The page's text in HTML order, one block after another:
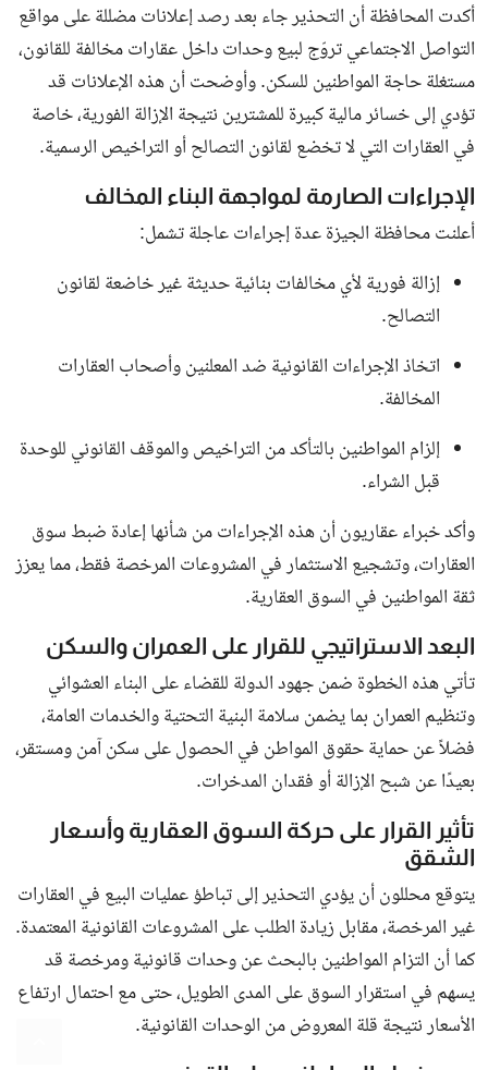
أكدت المحافظة أن التحذير جاء بعد رصد إعلانات مضللة على مواقع
التواصل الاجتماعي تروّج لبيع وحدات داخل عقارات مخالفة للقانون،
مستغلة حاجة المواطنين للسكن. وأوضحت أن هذه الإعلانات قد
تؤدي إلى خسائر مالية كبيرة للمشترين نتيجة الإزالة الفورية، خاصة
في العقارات التي لا تخضع لقانون التصالح أو التراخيص الرسمية.
الإجراءات الصارمة لمواجهة البناء المخالف
أعلنت محافظة الجيزة عدة إجراءات عاجلة تشمل:
إزالة فورية لأي مخالفات بنائية حديثة غير خاضعة لقانون
التصالح.
اتخاذ الإجراءات القانونية ضد المعلنين وأصحاب العقارات
المخالفة.
إلزام المواطنين بالتأكد من التراخيص والموقف القانوني للوحدة
قبل الشراء.
وأكد خبراء عقاريون أن هذه الإجراءات من شأنها إعادة ضبط سوق
العقارات، وتشجيع الاستثمار في المشروعات المرخصة فقط، مما يعزز
ثقة المواطنين في السوق العقارية.
البعد الاستراتيجي للقرار على العمران والسكن
تأتي هذه الخطوة ضمن جهود الدولة للقضاء على البناء العشوائي
وتنظيم العمران بما يضمن سلامة البنية التحتية والخدمات العامة،
فضلاً عن حماية حقوق المواطن في الحصول على سكن آمن ومستقر،
بعيدًا عن شبح الإزالة أو فقدان المدخرات.
تأثير القرار على حركة السوق العقارية وأسعار
الشقق
يتوقع محللون أن يؤدي التحذير إلى تباطؤ عمليات البيع في العقارات
غير المرخصة، مقابل زيادة الطلب على المشروعات القانونية المعتمدة.
كما أن التزام المواطنين بالبحث عن وحدات قانونية ومرخصة قد
يسهم في استقرار السوق على المدى الطويل، حتى مع احتمال ارتفاع
الأسعار نتيجة قلة المعروض من الوحدات القانونية.